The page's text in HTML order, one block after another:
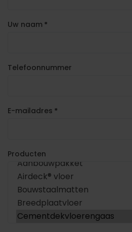
Uw naam *
Telefoonnummer
E-mailadres *
Producten